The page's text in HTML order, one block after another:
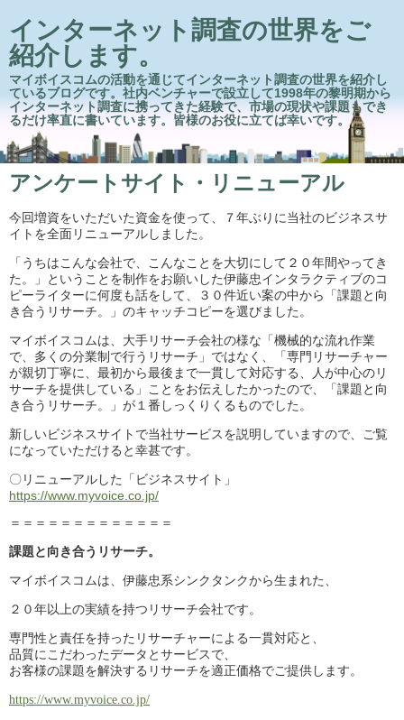
インターネット調査の世界をご
紹介します。
マイボイスコムの活動を通じてインターネット調査の世界を紹介し
ているブログです。社内ベンチャーで設立して1998年の黎明期から
インターネット調査に携ってきた経験で、市場の現状や課題もでき
るだけ率直に書いています。皆様のお役に立てば幸いです。
アンケートサイト・リニューアル
今回増資をいただいた資金を使って、７年ぶりに当社のビジネスサ
イトを全面リニューアルしました。
「うちはこんな会社で、こんなことを大切にして２０年間やってき
た。」ということを制作をお願いした伊藤忠インタラクティブのコ
ピーライターに何度も話をして、３０件近い案の中から「課題と向
き合うリサーチ。」のキャッチコピーを選びました。
マイボイスコムは、大手リサーチ会社の様な「機械的な流れ作業
で、多くの分業制で行うリサーチ」ではなく、「専門リサーチャー
が親切丁寧に、最初から最後まで一貫して対応する、人が中心のリ
サーチを提供している」ことをお伝えしたかったので、「課題と向
き合うリサーチ。」が１番しっくりくるものでした。
新しいビジネスサイトで当社サービスを説明していますので、ご覧
になっていただけると幸甚です。
〇リニューアルした「ビジネスサイト」
https://www.myvoice.co.jp/
＝＝＝＝＝＝＝＝＝＝＝＝＝
課題と向き合うリサーチ。
マイボイスコムは、伊藤忠系シンクタンクから生まれた、
２０年以上の実績を持つリサーチ会社です。
専門性と責任を持ったリサーチャーによる一貫対応と、
品質にこだわったデータとサービスで、
お客様の課題を解決するリサーチを適正価格でご提供します。
https://www.myvoice.co.jp/